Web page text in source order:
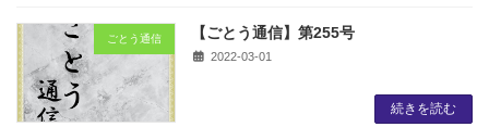
ごとう通信 【ごとう通信】第255号
2022-03-01
続きを読む